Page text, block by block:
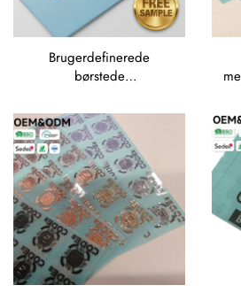
Brugerdefinerede
børstede
| selvklistrende
elektroformede delte
skrifttyper